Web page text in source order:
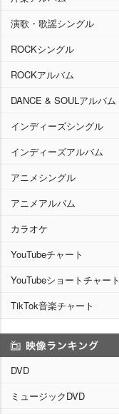
演歌・歌謡シングル
ROCKシングル
ROCKアルバム
DANCE & SOULアルバム
インディーズシングル
インディーズアルバム
アニメシングル
アニメアルバム
カラオケ
YouTubeチャート
YouTubeショートチャート
TikTok音楽チャート
DVD
ミュージックDVD